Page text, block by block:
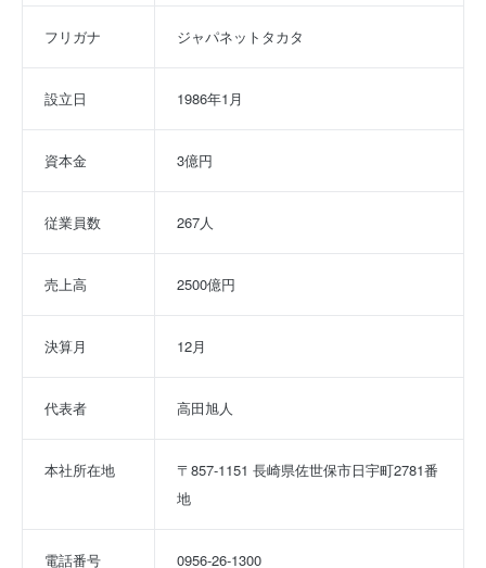
フリガナ ジャパネットタカタ
設立日 1986年1月
資本金 3億円
従業員数 267人
売上高 2500億円
決算月 12月
代表者 高田旭人
本社所在地
〒857-1151 長崎県佐世保市日宇町2781番
地
電話番号 0956-26-1300